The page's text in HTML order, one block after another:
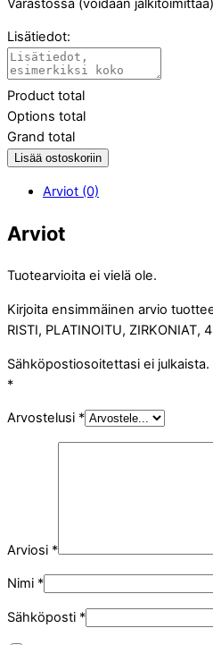
Varastossa (voidaan jälkitoimittaa)
Lisätiedot:
Product total
Options total
Grand total
Lisää ostoskoriin
Arviot (0)
Arviot
Tuotearvioita ei vielä ole.
Kirjoita ensimmäinen arvio
RISTI, PLATINOITU, ZIRKONIAT,
Sähköpostiosoitettasi ei julkaista.
*
Arvostelusi *
Arviosi *
Nimi *
Sähköposti *